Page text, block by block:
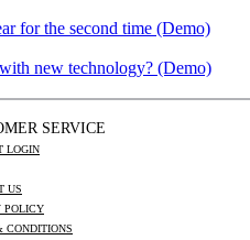
for the second time (Demo)
new technology? (Demo)
SERVICE
LOGIN
US
POLICY
CONDITIONS